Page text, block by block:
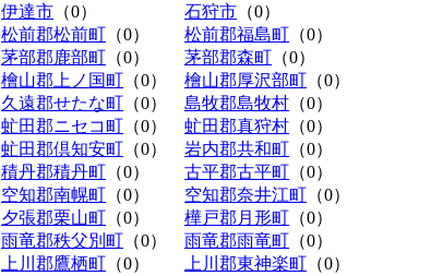
伊達市 （0） 石狩市 （0）
松前郡松前町 （0） 松前郡福島町 （0）
茅部郡鹿部町 （0） 茅部郡森町 （0）
檜山郡上ノ国町 （0） 檜山郡厚沢部町 （0）
久遠郡せたな町 （0） 島牧郡島牧村 （0）
虻田郡ニセコ町 （0） 虻田郡真狩村 （0）
虻田郡倶知安町 （0） 岩内郡共和町 （0）
積丹郡積丹町 （0） 古平郡古平町 （0）
空知郡南幌町 （0） 空知郡奈井江町 （0）
夕張郡栗山町 （0） 樺戸郡月形町 （0）
雨竜郡秩父別町 （0） 雨竜郡雨竜町 （0）
上川郡鷹栖町 （0） 上川郡東神楽町 （0）